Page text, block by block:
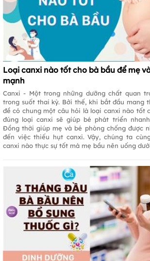
Loại canxi nào tốt cho bà bầu để mẹ
mạnh
Canxi - Một trong những dưỡng chất quan
trong suốt thai kỳ. Bởi thế, khi bắt đầu mang
đề có chung một câu hỏi là loại canxi nào tốt
đúng loại canxi sẽ giúp bé phát triển
Đồng thời giúp mẹ và bé phòng chống được
đến việc thiếu hụt canxi. Vậy, chúng ta
canxi nào thực sự tốt mà mẹ bầu nên uống